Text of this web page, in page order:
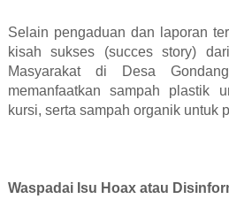
Selain pengaduan dan laporan
kisah sukses (succes story)
Masyarakat di Desa
memanfaatkan sampah plastik
kursi, serta sampah organik untuk
Waspadai Isu Hoax atau